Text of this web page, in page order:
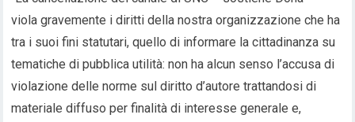
viola gravemente i diritti della nostra organizzazione che ha
tra i suoi fini statutari, quello di informare la cittadinanza su
tematiche di pubblica utilità: non ha alcun senso l’accusa di
violazione delle norme sul diritto d’autore trattandosi di
materiale diffuso per finalità di interesse generale e,